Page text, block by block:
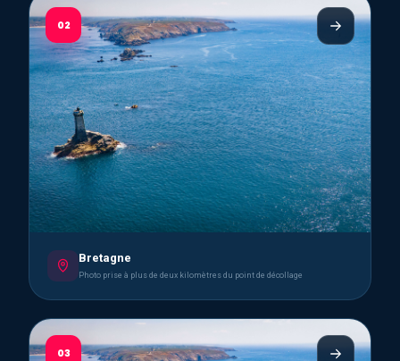
02
Bretagne
Photo prise à plus de deux kilomètres du point de décollage
03